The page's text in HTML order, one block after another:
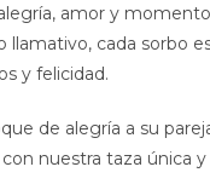
amor y
llamativo, cada sorbo
y felicidad.
de alegría a su
nuestra taza única